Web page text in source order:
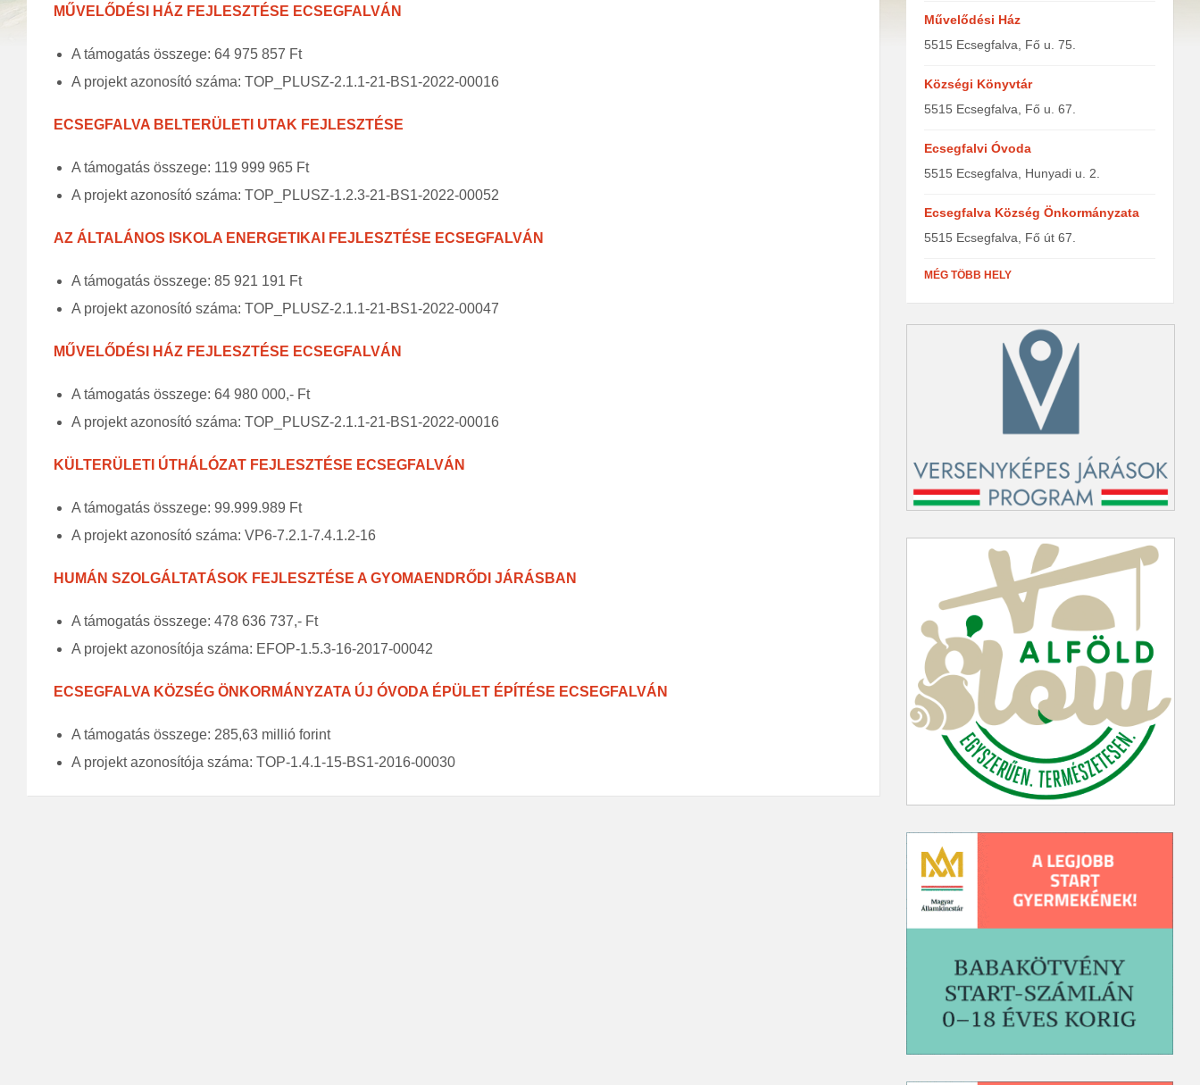
MŰVELŐDÉSI HÁZ FEJLESZTÉSE ECSEGFALVÁN
A támogatás összege: 64 975 857 Ft
A projekt azonosító száma: TOP_PLUSZ-2.1.1-21-BS1-2022-00016
ECSEGFALVA BELTERÜLETI UTAK FEJLESZTÉSE
A támogatás összege: 119 999 965 Ft
A projekt azonosító száma: TOP_PLUSZ-1.2.3-21-BS1-2022-00052
AZ ÁLTALÁNOS ISKOLA ENERGETIKAI FEJLESZTÉSE ECSEGFALVÁN
A támogatás összege: 85 921 191 Ft
A projekt azonosító száma: TOP_PLUSZ-2.1.1-21-BS1-2022-00047
MŰVELŐDÉSI HÁZ FEJLESZTÉSE ECSEGFALVÁN
A támogatás összege: 64 980 000,- Ft
A projekt azonosító száma: TOP_PLUSZ-2.1.1-21-BS1-2022-00016
KÜLTERÜLETI ÚTHÁLÓZAT FEJLESZTÉSE ECSEGFALVÁN
A támogatás összege: 99.999.989 Ft
A projekt azonosító száma: VP6-7.2.1-7.4.1.2-16
HUMÁN SZOLGÁLTATÁSOK FEJLESZTÉSE A GYOMAENDRŐDI JÁRÁSBAN
A támogatás összege: 478 636 737,- Ft
A projekt azonosítója száma: EFOP-1.5.3-16-2017-00042
ECSEGFALVA KÖZSÉG ÖNKORMÁNYZATA ÚJ ÓVODA ÉPÜLET ÉPÍTÉSE ECSEGFALVÁN
A támogatás összege: 285,63 millió forint
A projekt azonosítója száma: TOP-1.4.1-15-BS1-2016-00030
Művelődési Ház
5515 Ecsegfalva, Fő u. 75.
Községi Könyvtár
5515 Ecsegfalva, Fő u. 67.
Ecsegfalvi Óvoda
5515 Ecsegfalva, Hunyadi u. 2.
Ecsegfalva Község Önkormányzata
5515 Ecsegfalva, Fő út 67.
MÉG TÖBB HELY